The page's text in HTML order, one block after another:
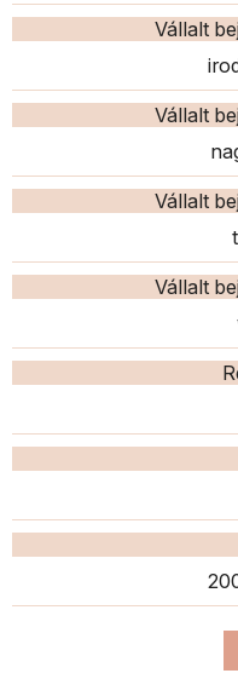
Vállalt
Vállalt
Vállalt
Vállalt